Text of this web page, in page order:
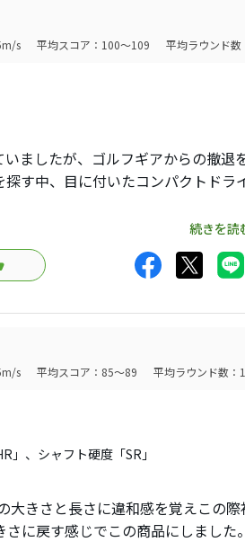
フトは44.5インチですが、M5 よ
見る価値はあると思います。
s 平均スコア：100～109
平均ラウンド
ましたが、ゴルフギアからの撤退
す中、目に付いたコンパクトドラ
ってきました。あとは、大きく右に
続きを読
s 平均スコア：85～89
平均ラウンド数：
、シャフト硬度「SR」
大きさと長さに違和感を覚えこの際
に戻す感じでこの商品にしました。